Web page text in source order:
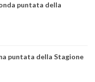
puntata della
puntata della Stagione